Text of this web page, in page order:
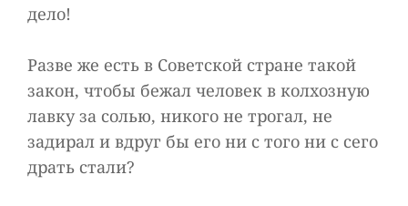
дело!
Разве же есть в Советской стране такой
закон, чтобы бежал человек в колхозную
лавку за солью, никого не трогал, не
задирал и вдруг бы его ни с того ни с сего
драть стали?